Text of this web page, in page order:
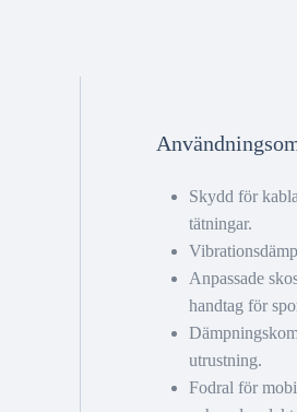
Skydd för
tätningar.
Anpassade
handtag för
utrustning.
Fodral för